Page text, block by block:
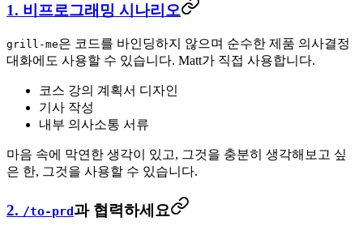
1. 비프로그래밍 시나리오
grill-me은 코드를 바인딩하지 않으며 순수한 제품 의사결정
대화에도 사용할 수 있습니다. Matt가 직접 사용합니다.
코스 강의 계획서 디자인
기사 작성
내부 의사소통 서류
마음 속에 막연한 생각이 있고, 그것을 충분히 생각해보고 싶
은 한, 그것을 사용할 수 있습니다.
2. /to-prd과 협력하세요